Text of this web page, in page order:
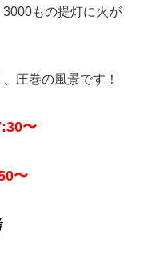
もの提灯に火が
圧巻の風景です！
〜
〜